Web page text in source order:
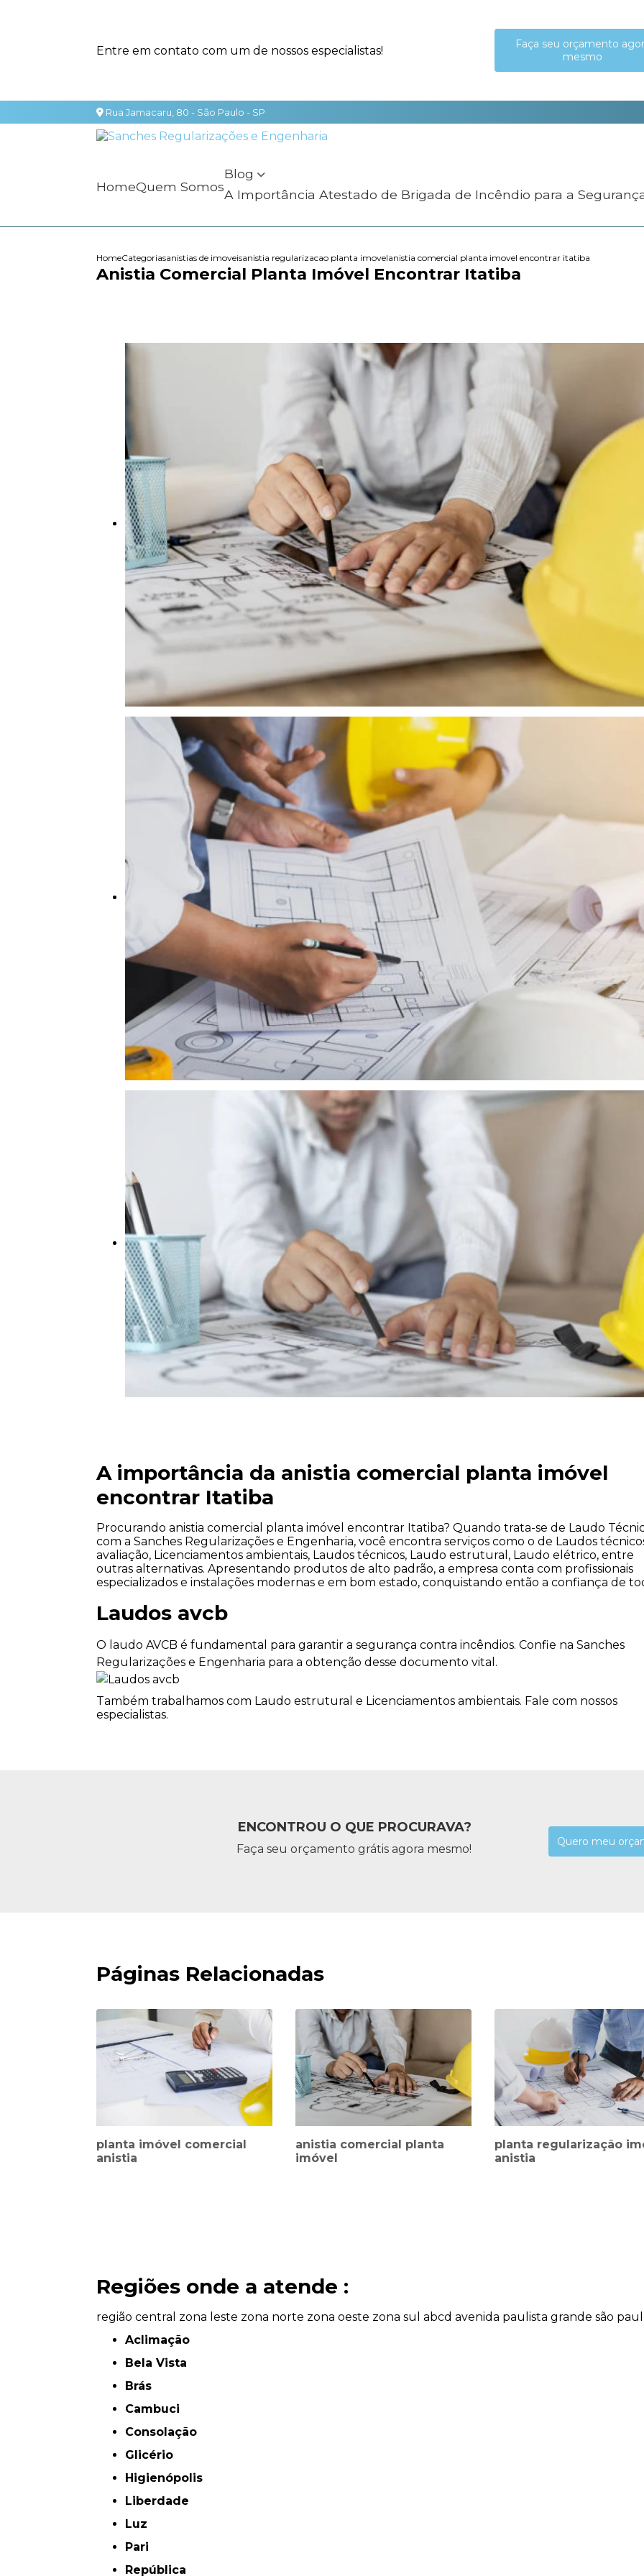
Entre em contato com um de nossos especialistas!
Faça seu orçamento
mesmo
Rua Jamacaru, 80 - São Paulo - SP
Home Quem Somos
Blog
A Importância Atestado de Brigada de Incêndio para a
HomeCategoriasanistias de imoveisanistia regularizacao planta imovelanistia comercial planta imovel encontrar itatiba
Anistia Comercial Planta Imóvel Encontrar Itatiba
A importância da anistia comercial planta imóvel
encontrar Itatiba
Procurando anistia comercial planta imóvel encontrar Itatiba? Quando trata-se de Laudo
com a Sanches Regularizações e Engenharia, você encontra serviços como o de Laudos
avaliação, Licenciamentos ambientais, Laudos técnicos, Laudo estrutural, Laudo elétrico, entre
outras alternativas. Apresentando produtos de alto padrão, a empresa conta com profissionais
especializados e instalações modernas e em bom estado, conquistando então a confiança de
Laudos avcb
O laudo AVCB é fundamental para garantir a segurança contra incêndios. Confie na Sanches
Regularizações e Engenharia para a obtenção desse documento vital.
Também trabalhamos com Laudo estrutural e Licenciamentos ambientais. Fale com nossos
especialistas.
ENCONTROU O QUE PROCURAVA?
Faça seu orçamento grátis agora mesmo!
Quero meu
Páginas Relacionadas
planta imóvel comercial
anistia
anistia comercial planta
imóvel
planta regularização
anistia
Regiões onde a atende :
região central zona leste zona norte zona oeste zona sul abcd avenida paulista grande são
Aclimação
Bela Vista
Brás
Cambuci
Consolação
Glicério
Higienópolis
Liberdade
Luz
Pari
República